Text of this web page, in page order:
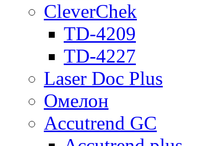
CleverChek
TD-4209
TD-4227
Laser Doc Plus
Омелон
Accutrend GC